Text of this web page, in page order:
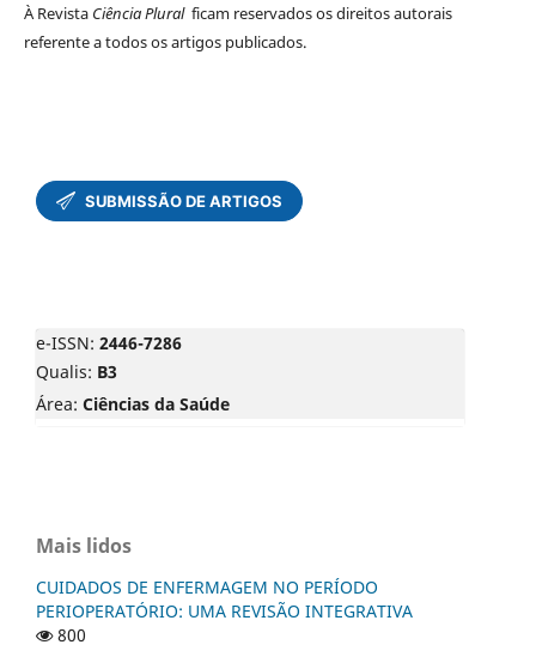
À Revista Ciência Plural ficam reservados os direitos autorais
referente a todos os artigos publicados.
e-ISSN: 2446-7286
Qualis: B3
Área: Ciências da Saúde
Mais lidos
CUIDADOS DE ENFERMAGEM NO PERÍODO
PERIOPERATÓRIO: UMA REVISÃO INTEGRATIVA
800